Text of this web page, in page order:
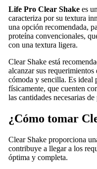
Life Pro Clear Shake es
caracteriza por su textura
una opción recomendada,
proteína convencionales,
con una textura ligera.
Clear Shake está
alcanzar sus
cómoda y sencilla. Es ideal
físicamente, que cuenten
las cantidades necesarias
¿Cómo tomar
Clear Shake proporciona
contribuye a llegar a los
óptima y completa.